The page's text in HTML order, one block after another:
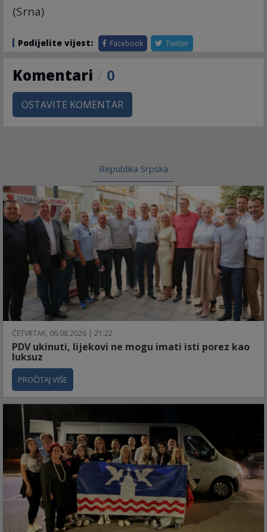
(Srna)
Podijelite vijest: Facebook Twitter
Komentari 0
OSTAVITE KOMENTAR
Republika Srpska
ČETVRTAK, 06.08.2026 | 21:22
PDV ukinuti, lijekovi ne mogu imati isti porez kao
luksuz
PROČITAJ VIŠE